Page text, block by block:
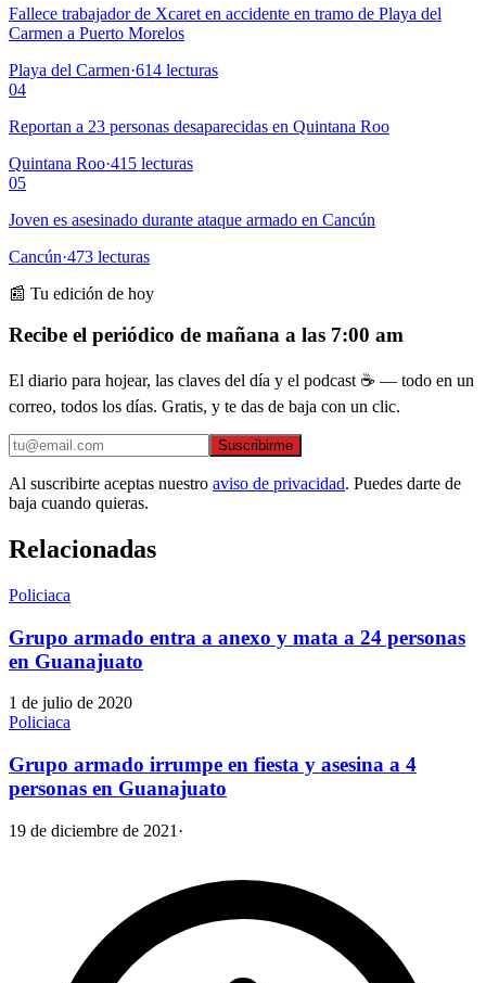
Fallece trabajador de Xcaret en accidente en tramo de Playa del
Carmen a Puerto Morelos
Playa del Carmen·614 lecturas
04
Reportan a 23 personas desaparecidas en Quintana Roo
Quintana Roo·415 lecturas
05
Joven es asesinado durante ataque armado en Cancún
Cancún·473 lecturas
📰 Tu edición de hoy
Recibe el periódico de mañana a las 7:00 am
El diario para hojear, las claves del día y el podcast ☕ — todo en un
correo, todos los días. Gratis, y te das de baja con un clic.
Suscribirme
Al suscribirte aceptas nuestro aviso de privacidad. Puedes darte de
baja cuando quieras.
Relacionadas
Policiaca
Grupo armado entra a anexo y mata a 24 personas
en Guanajuato
1 de julio de 2020
Policiaca
Grupo armado irrumpe en fiesta y asesina a 4
personas en Guanajuato
19 de diciembre de 2021 ·